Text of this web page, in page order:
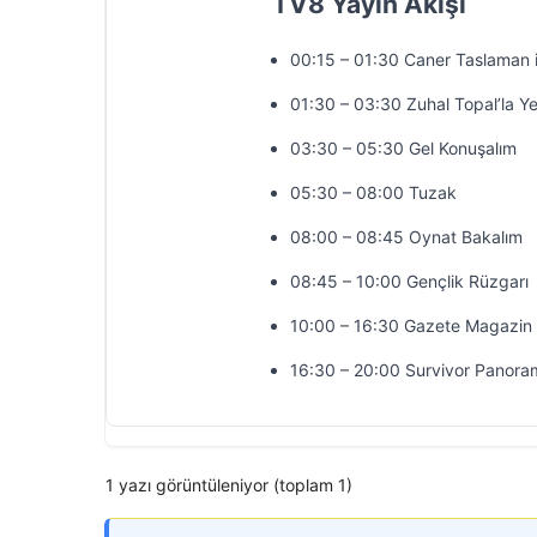
00:15 – 01:30 Caner Taslaman
01:30 – 03:30 Zuhal Topal’la
03:30 – 05:30 Gel Konuşalım
05:30 – 08:00 Tuzak
08:00 – 08:45 Oynat Bakalım
08:45 – 10:00 Gençlik Rüzgarı
10:00 – 16:30 Gazete Magazin
16:30 – 20:00 Survivor
1 yazı görüntüleniyor (toplam 1)